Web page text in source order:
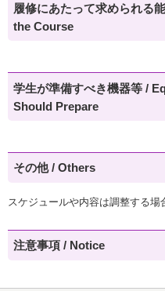
履修にあたって求められる
the Course
学生が準備すべき機器等 /
Should Prepare
その他 / Others
スケジュールや内容は調整する場
注意事項 / Notice